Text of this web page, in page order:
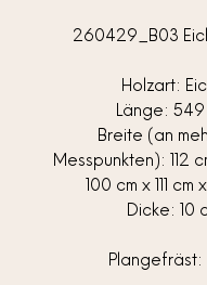
260429_B03
Holzart:
Länge: 549
Breite (an
Messpunkten): 112
100 cm x 111 cm
Dicke: 10
Plangefräst: